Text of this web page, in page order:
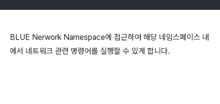
BLUE Nerwork Namespace에 접근하여 해당 네임스페이스 내
에서 네트워크 관련 명령어를 실행할 수 있게 합니다.